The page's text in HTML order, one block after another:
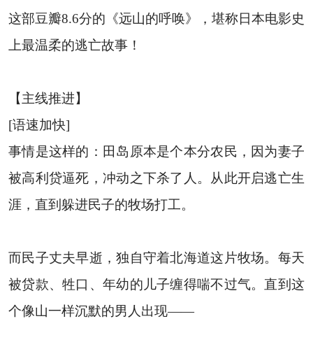
这部豆瓣8.6分的《远山的呼唤》，堪称日本电影史
上最温柔的逃亡故事！
【主线推进】
[语速加快]
事情是这样的：田岛原本是个本分农民，因为妻子
被高利贷逼死，冲动之下杀了人。从此开启逃亡生
涯，直到躲进民子的牧场打工。
而民子丈夫早逝，独自守着北海道这片牧场。每天
被贷款、牲口、年幼的儿子缠得喘不过气。直到这
个像山一样沉默的男人出现——